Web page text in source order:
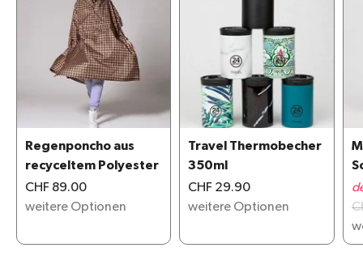
Regenponcho aus
recyceltem Polyester
CHF 89.00
weitere Optionen
Travel Thermobecher
350ml
CHF 29.90
weitere Optionen